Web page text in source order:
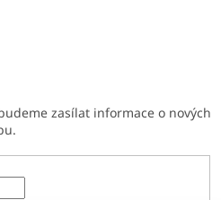
zasílat informace o nových